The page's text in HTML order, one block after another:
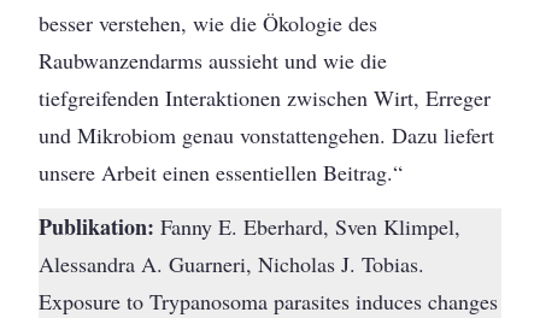
besser verstehen, wie die Ökologie des
Raubwanzendarms aussieht und wie die
tiefgreifenden Interaktionen zwischen Wirt, Erreger
und Mikrobiom genau vonstattengehen. Dazu liefert
unsere Arbeit einen essentiellen Beitrag.“
Publikation:Fanny E. Eberhard, Sven Klimpel,
Alessandra A. Guarneri, Nicholas J. Tobias.
Exposure to Trypanosoma parasites induces changes